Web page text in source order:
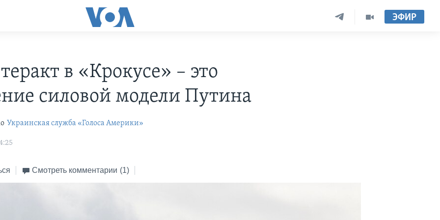
ЭФИР
в «Крокусе» – это
силовой модели Путина
Украинская служба «Голоса Америки»
Смотреть комментарии (1)